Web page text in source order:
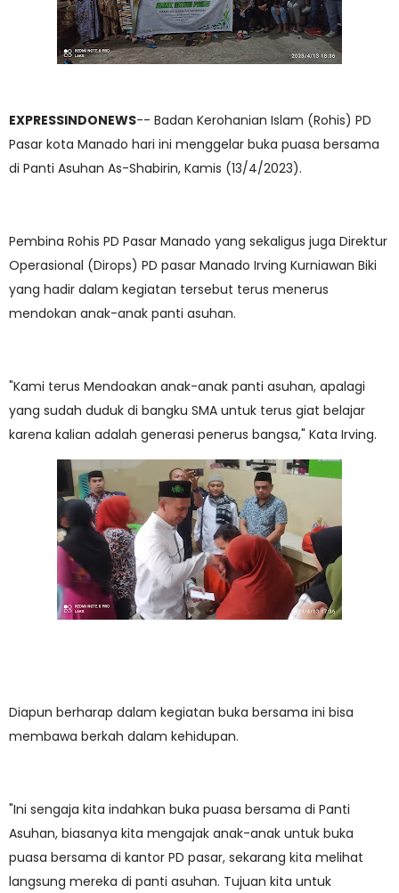
EXPRESSINDONEWS-- Badan Kerohanian Islam (Rohis) PD
Pasar kota Manado hari ini menggelar buka puasa bersama
di Panti Asuhan As-Shabirin, Kamis (13/4/2023).
Pembina Rohis PD Pasar Manado yang sekaligus juga Direktur
Operasional (Dirops) PD pasar Manado Irving Kurniawan Biki
yang hadir dalam kegiatan tersebut terus menerus
mendokan anak-anak panti asuhan.
"Kami terus Mendoakan anak-anak panti asuhan, apalagi
yang sudah duduk di bangku SMA untuk terus giat belajar
karena kalian adalah generasi penerus bangsa," Kata Irving.
Diapun berharap dalam kegiatan buka bersama ini bisa
membawa berkah dalam kehidupan.
"Ini sengaja kita indahkan buka puasa bersama di Panti
Asuhan, biasanya kita mengajak anak-anak untuk buka
puasa bersama di kantor PD pasar, sekarang kita melihat
langsung mereka di panti asuhan. Tujuan kita untuk